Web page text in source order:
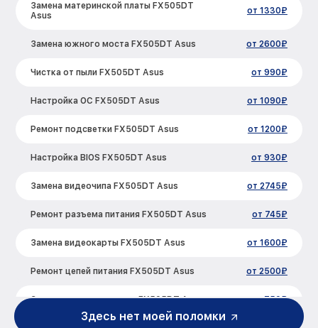
Замена материнской платы FX505DT
Asus
от 1330₽
Замена южного моста FX505DT Asus от 2600₽
Чистка от пыли FX505DT Asus от 990₽
Настройка ОС FX505DT Asus от 1090₽
Ремонт подсветки FX505DT Asus от 1200₽
Настройка BIOS FX505DT Asus от 930₽
Замена видеочипа FX505DT Asus от 2745₽
Ремонт разъема питания FX505DT Asus от 745₽
Замена видеокарты FX505DT Asus от 1600₽
Ремонт цепей питания FX505DT Asus от 2500₽
Замена жесткого диска FX505DT Asus от 750₽
Здесь нет моей поломки